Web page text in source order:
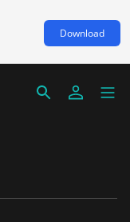
Download